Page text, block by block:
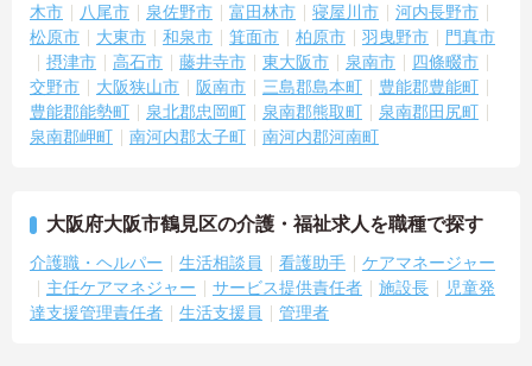
木市
八尾市 泉佐野市 富田林市 寝屋川市
河内長野市
松原市
大東市 和泉市 箕面市 柏原市 羽曳野市
門真市
摂津市
高石市 藤井寺市 東大阪市 泉南市
四條畷市
交野市
大阪狭山市 阪南市 三島郡島本町
豊能郡豊能町
豊能郡能勢町
泉北郡忠岡町 泉南郡熊取町
泉南郡田尻町
泉南郡岬町
南河内郡太子町 南河内郡河南町
大阪府大阪市鶴見区の介護・福祉求人を職種で探す
介護職・ヘルパー 生活相談員 看護助手
ケアマネージャー
主任ケアマネジャー
サービス提供責任者 施設長
児童発
達支援管理責任者
生活支援員 管理者